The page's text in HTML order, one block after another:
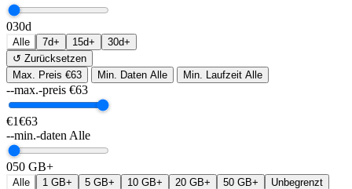
030d
Alle 7d+ 15d+
30d+
↺ Zurücksetzen
Max. Preis €63 Min. Daten Alle Min. Laufzeit Alle
--max.-preis €63
€1€63
--min.-daten Alle
050 GB+
Alle 1 GB+ 5 GB+ 10 GB+ 20 GB+ 50 GB+ Unbegrenzt